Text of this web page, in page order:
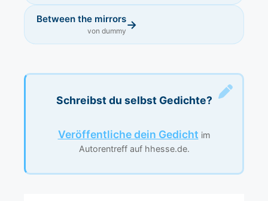
Between the mirrors
von dummy →
Schreibst du selbst Gedichte?
Veröffentliche dein Gedicht im
Autorentreff auf hhesse.de.